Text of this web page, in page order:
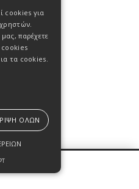
Designed by
cookies για
παρέχετε
cookies
τα cookies.
ΌΛΩΝ